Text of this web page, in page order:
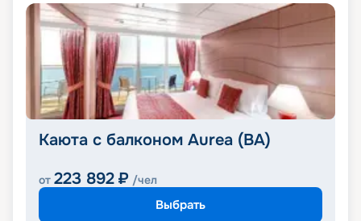
Каюта с балконом Aurea (BA)
от 223 892 ₽ /чел
Выбрать